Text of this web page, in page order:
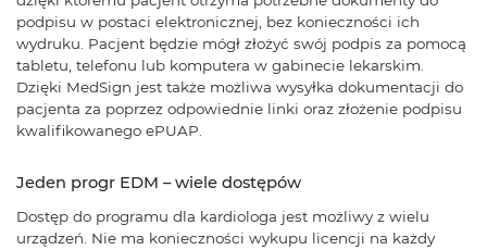
podpisu w postaci elektronicznej, bez konieczności ich
wydruku. Pacjent będzie mógł złożyć swój podpis za pomocą
tabletu, telefonu lub komputera w gabinecie lekarskim.
Dzięki MedSign jest także możliwa wysyłka dokumentacji do
pacjenta za poprzez odpowiednie linki oraz złożenie podpisu
kwalifikowanego ePUAP.
Jeden progr EDM – wiele dostępów
Dostęp do programu dla kardiologa jest możliwy z wielu
urządzeń. Nie ma konieczności wykupu licencji na każdy